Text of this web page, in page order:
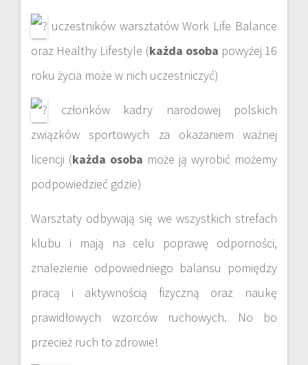
uczestników warsztatów Work Life Balance
oraz Healthy Lifestyle (każda osoba powyżej 16
roku życia może w nich uczestniczyć)
członków kadry narodowej polskich
związków sportowych za okazaniem ważnej
licencji (każda osoba może ją wyrobić możemy
podpowiedzieć gdzie)
Warsztaty odbywają się we wszystkich strefach
klubu i mają na celu poprawę odporności,
znalezienie odpowiedniego balansu pomiędzy
pracą i aktywnością fizyczną oraz naukę
prawidłowych wzorców ruchowych. No bo
przecież ruch to zdrowie!